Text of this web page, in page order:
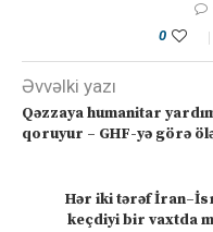
0
Əvvəlki yazı
Qəzzaya humanitar
qoruyur – GHF-yə görə
Hər iki tərəf
keçdiyi bir vaxtda